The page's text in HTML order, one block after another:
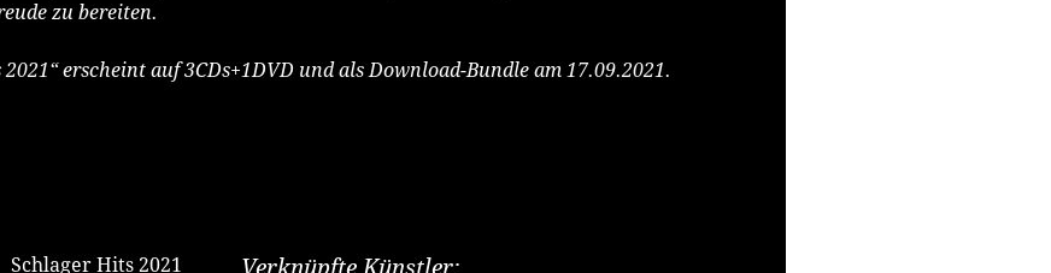
zu bereiten.
erscheint auf 3CDs+1DVD und als Download-Bundle am 17.09.2021.
Schlager Hits 2021 Verknüpfte Künstler: